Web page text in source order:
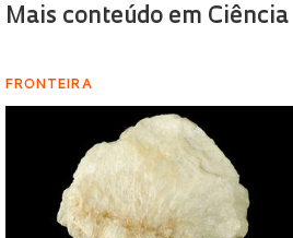
Mais conteúdo em Ciência
FRONTEIRA